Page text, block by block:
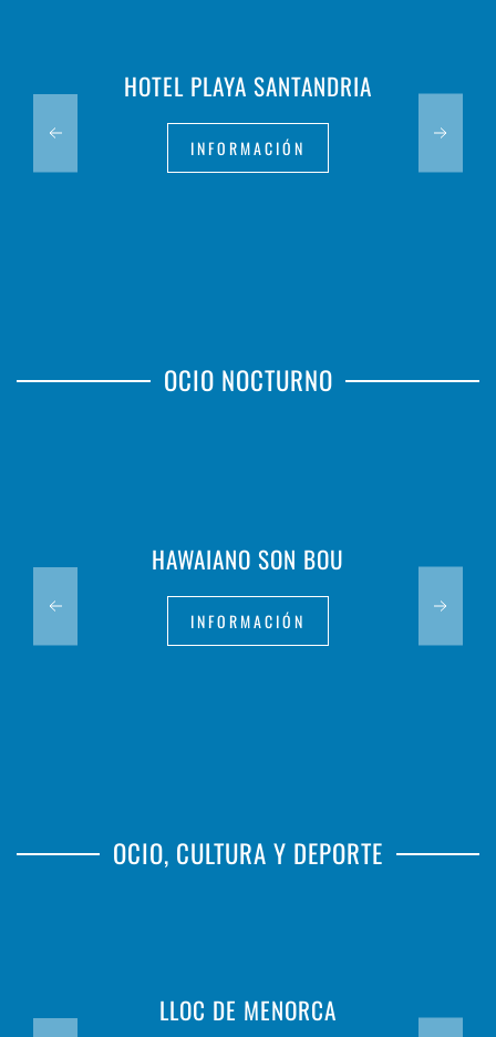
HOTEL PLAYA SANTANDRIA
INFORMACIÓN
OCIO NOCTURNO
HAWAIANO SON BOU
INFORMACIÓN
OCIO, CULTURA Y DEPORTE
LLOC DE MENORCA